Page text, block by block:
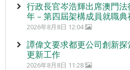
行政長官岑浩輝出席澳門
年 – 第四屆架構成員就職典
2026年8月8日 12:04
譚偉文要求都更公司創新
更新工作
2026年8月8日 11:28